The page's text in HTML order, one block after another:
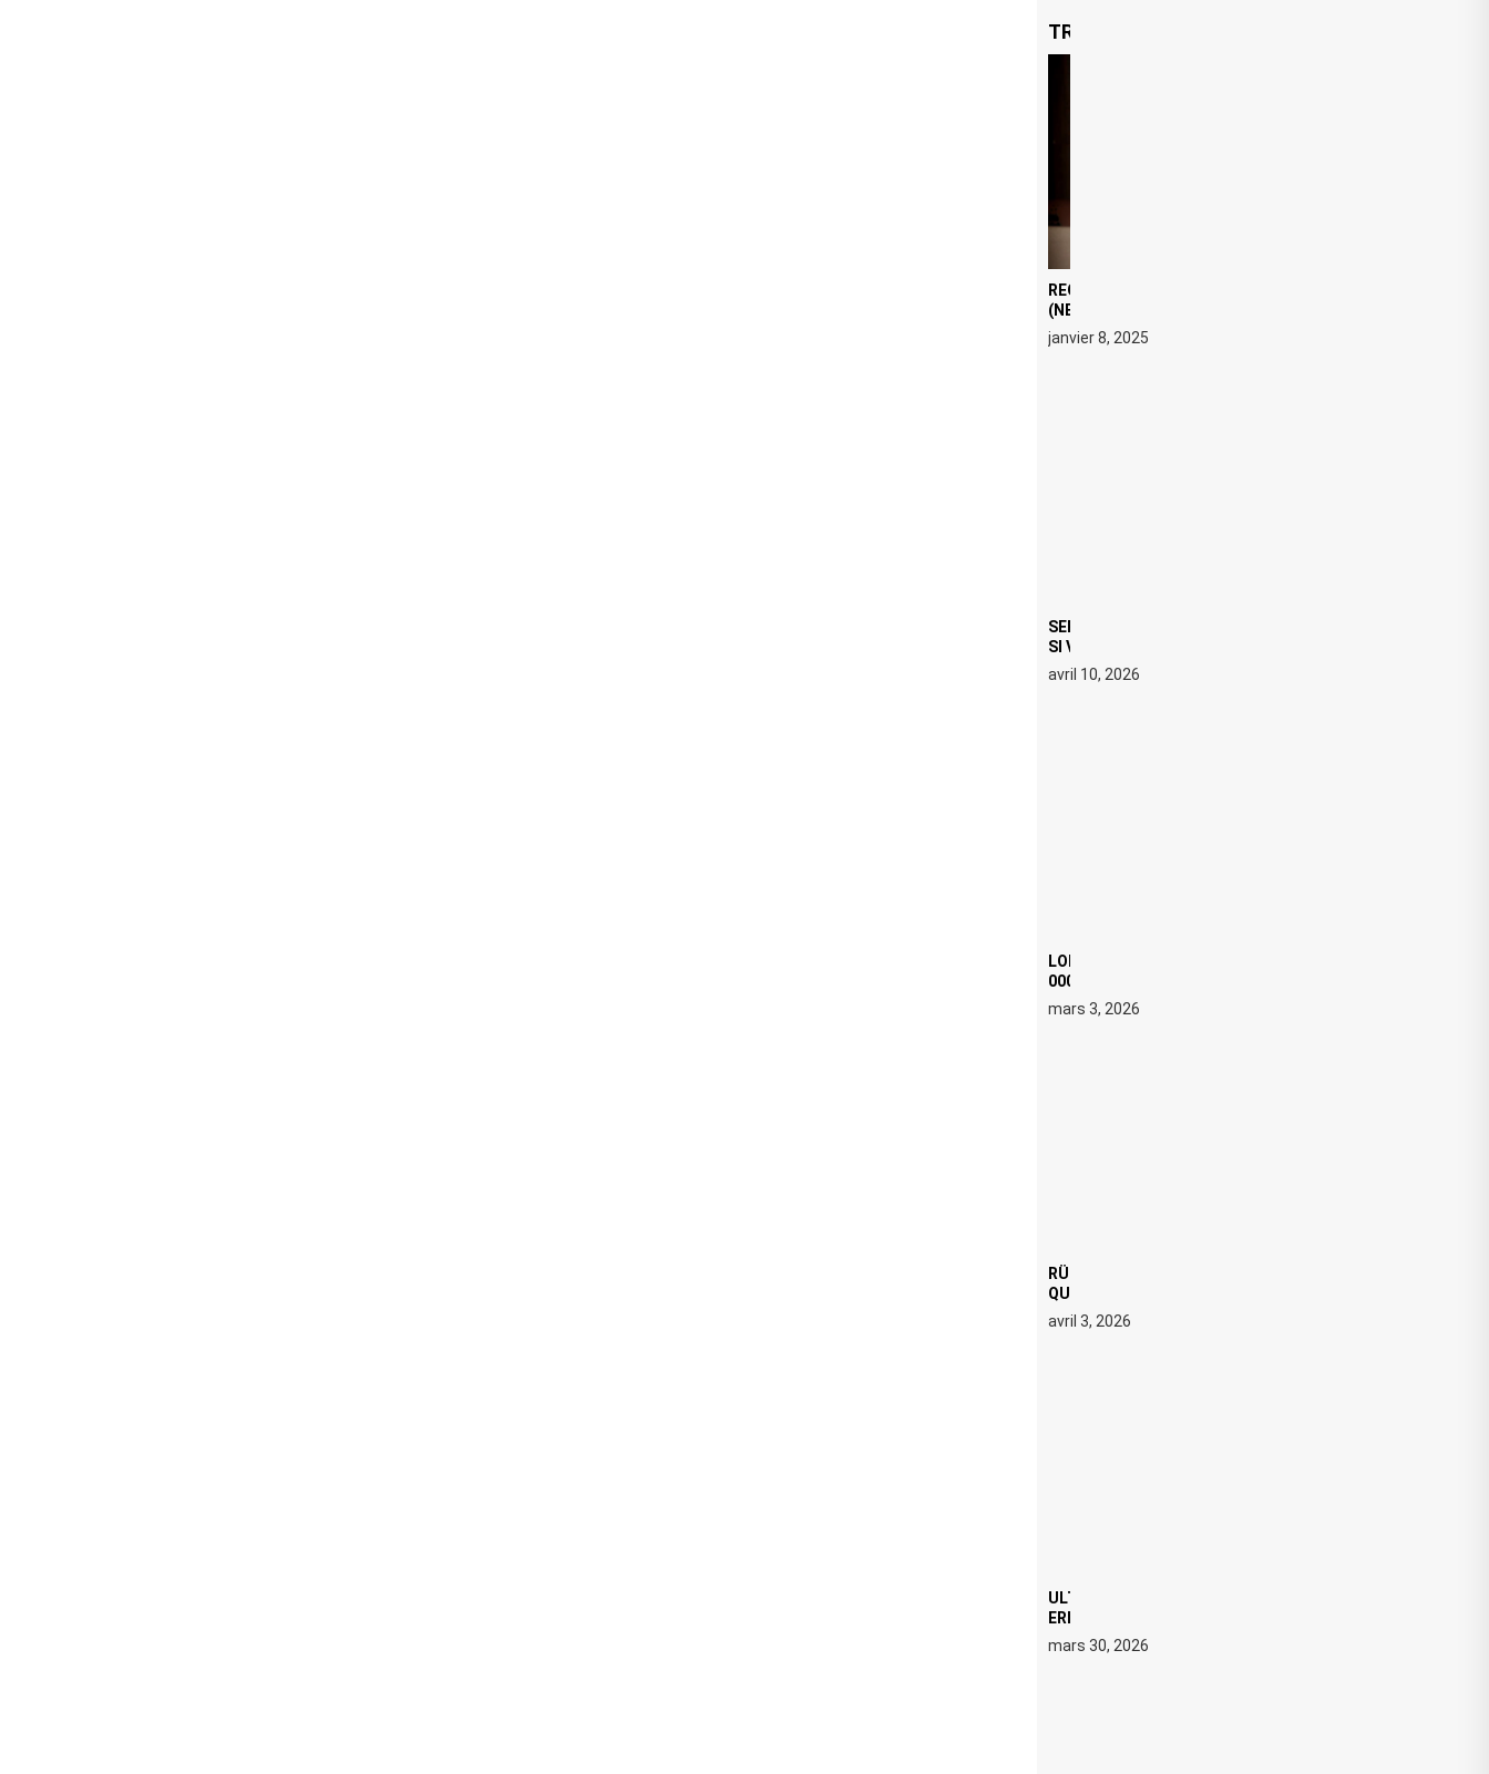
TRENDING NOW
REGARD ÉDITORIAL SUR JE M’APPELLE TIM
(NETFLIX) : AVICII, OU LE DOUBLE VISAGE D’UNE
ICÔNE SURCHAUFFÉE
janvier 8, 2025
SERATO DJ PRO 4.0.6 : CE QUE ÇA CHANGE, MÊME
SI VOUS N’ÊTES NI DJ NI PRODUCTEUR·ICE
avril 10, 2026
LOI ANTI FREE PARTY : SIX MOIS DE PRISON ET 5
000 € D’AMENDE PROPOSÉS LE 9 AVRIL
mars 3, 2026
RÜFÜS DU SOL LANCE UNE RÉSIDENCE DJ SET DE
QUATRE DATES À PACHA IBIZA EN JUILLET 2026
avril 3, 2026
ULTRA 2026 : SWEDISH HOUSE MAFIA RETROUVE
ERIC PRYDZ DANS UN MOMENT CHARGÉ DE
SYMBOLE
mars 30, 2026